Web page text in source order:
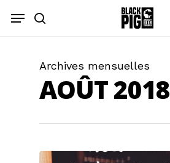
recherche
Menu
Archives mensuelles
AOÛT 2018